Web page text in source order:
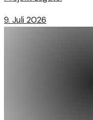
9. Juli 2026